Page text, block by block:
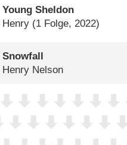
Young Sheldon
Henry (1 Folge, 2022)
Snowfall
Henry Nelson